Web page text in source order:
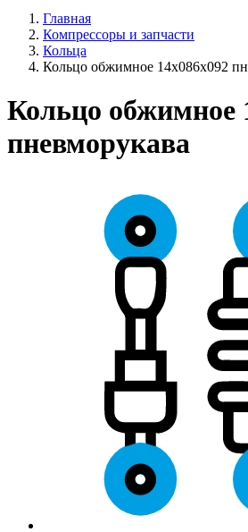
Главная
Компрессоры и запчасти
Кольца
Кольцо обжимное 14х086х092
Кольцо обжимное
пневморукава